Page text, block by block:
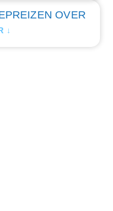
OVER
↓